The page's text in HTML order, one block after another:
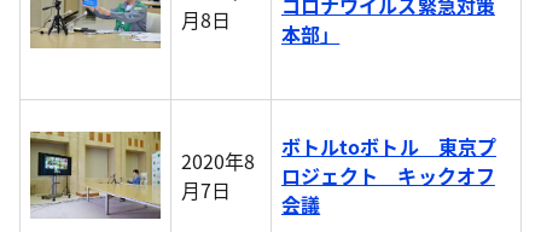
月8日
本部」
2020年8
月7日
ボトルtoボトル 東京プ
ロジェクト キックオフ
会議